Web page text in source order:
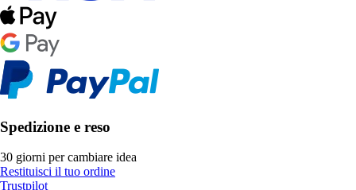
Spedizione e reso
30 giorni per cambiare idea
Restituisci il tuo ordine
Trustpilot